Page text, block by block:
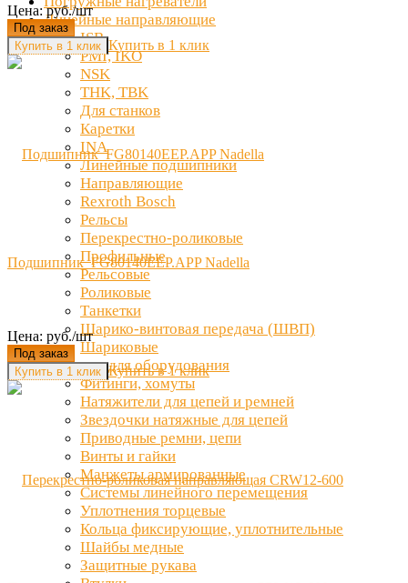
Линейные направляющие
ISB
PMI, IKO
NSK
THK, TBK
Для станков
Каретки
INA
Линейные подшипники
Направляющие
Rexroth Bosch
Рельсы
Перекрестно-роликовые
Профильные
Рельсовые
Роликовые
Танкетки
Шарико-винтовая передача (ШВП)
Шариковые
Запчасти для оборудования
Фитинги, хомуты
Натяжители для цепей и ремней
Звездочки натяжные для цепей
Приводные ремни, цепи
Винты и гайки
Манжеты армированные
Системы линейного перемещения
Уплотнения торцевые
Кольца фиксирующие, уплотнительные
Шайбы медные
Защитные рукава
Цена: руб./шт
Под заказ
Купить в 1 клик
Подшипник FG80140EEP.APP Nadella
Цена: руб./шт
Под заказ
Купить в 1 клик